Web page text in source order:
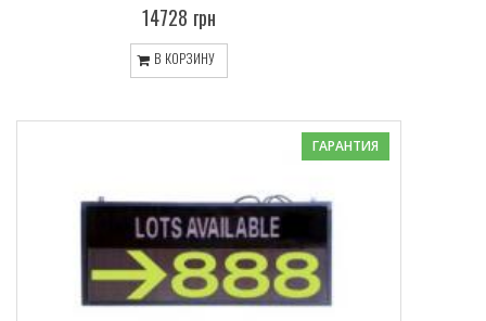
14728 грн
В КОРЗИНУ
ГАРАНТИЯ